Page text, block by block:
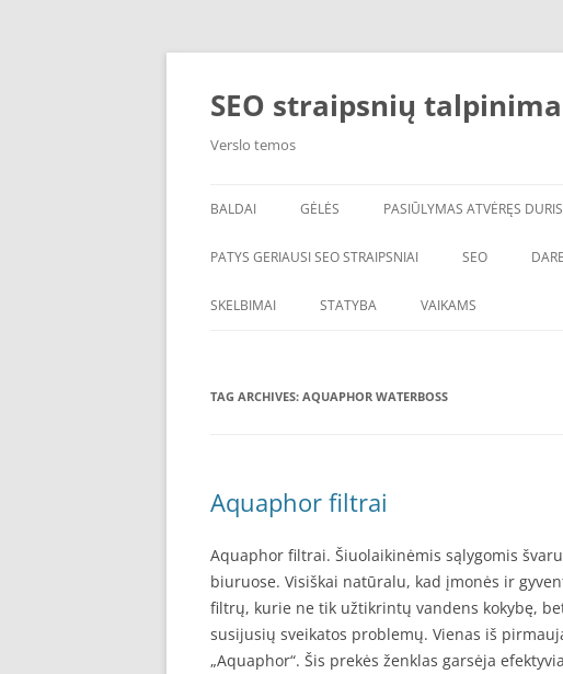
Skip
SEO straipsnių
Verslo temos
BALDAI GĖLĖS PASIŪLYMAS ATVĖRĘS
PATYS GERIAUSI SEO STRAIPSNIAI SEO
SKELBIMAI STATYBA VAIKAMS
TAG ARCHIVES: AQUAPHOR WATERBOSS
Aquaphor filtrai
Aquaphor filtrai. Šiuolaikinėmis sąlygomis
biuruose. Visiškai natūralu, kad įmonės ir
filtrų, kurie ne tik užtikrintų vandens kokybę,
susijusių sveikatos problemų. Vienas iš
„Aquaphor“. Šis prekės ženklas garsėja